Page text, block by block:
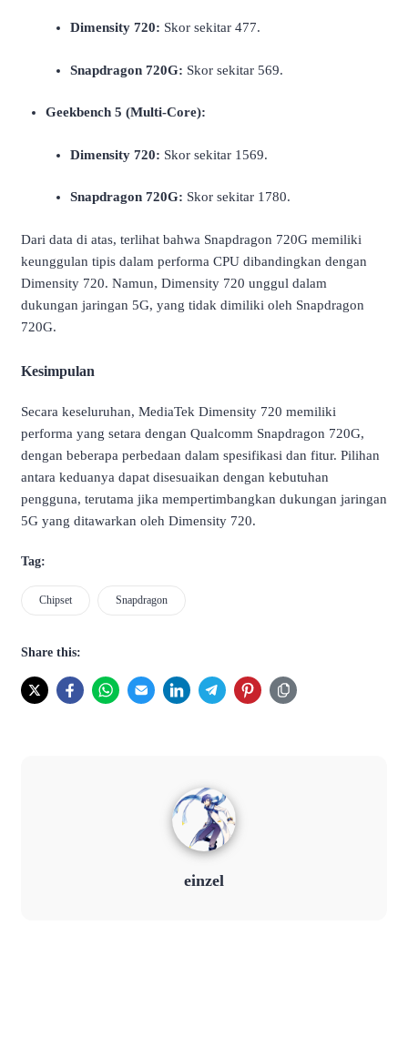
Dimensity 720: Skor sekitar 477.
Snapdragon 720G: Skor sekitar 569.
Geekbench 5 (Multi-Core):
Dimensity 720: Skor sekitar 1569.
Snapdragon 720G: Skor sekitar 1780.
Dari data di atas, terlihat bahwa Snapdragon 720G memiliki
keunggulan tipis dalam performa CPU dibandingkan dengan
Dimensity 720. Namun, Dimensity 720 unggul dalam
dukungan jaringan 5G, yang tidak dimiliki oleh Snapdragon
720G.
Kesimpulan
Secara keseluruhan, MediaTek Dimensity 720 memiliki
performa yang setara dengan Qualcomm Snapdragon 720G,
dengan beberapa perbedaan dalam spesifikasi dan fitur. Pilihan
antara keduanya dapat disesuaikan dengan kebutuhan
pengguna, terutama jika mempertimbangkan dukungan jaringan
5G yang ditawarkan oleh Dimensity 720.
Tag:
Chipset Snapdragon
Share this:
einzel